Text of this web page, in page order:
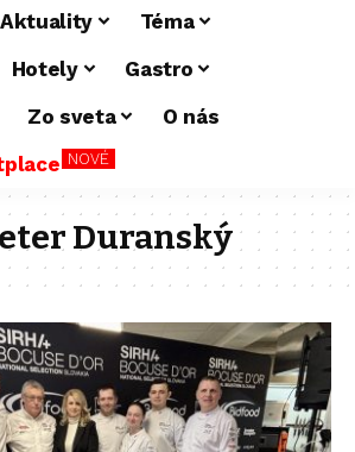
Aktuality
Téma
Hotely
Gastro
Zo sveta
O nás
NOVÉ
Duranský